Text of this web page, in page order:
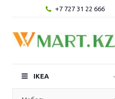
+7 727 31 22 666
IKEA